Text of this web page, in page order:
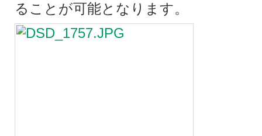
ることが可能となります。